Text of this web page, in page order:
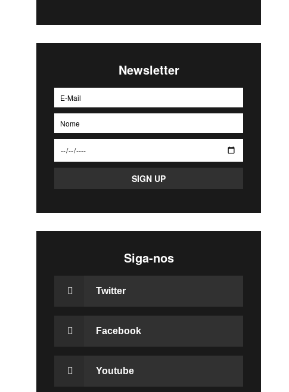
Newsletter
Siga-nos
Twitter
Facebook
Youtube